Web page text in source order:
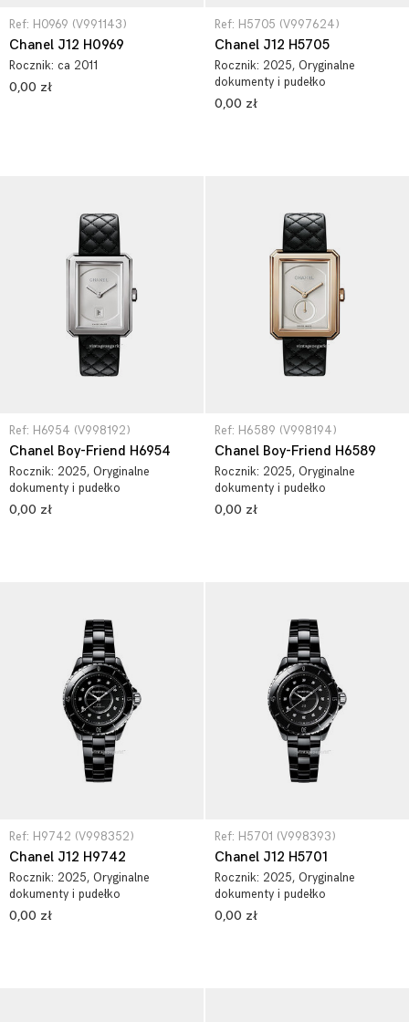
Ref: H0969 (V991143)
Chanel J12 H0969
Rocznik: ca 2011
0,00 zł
Ref: H5705 (V997624)
Chanel J12 H5705
Rocznik: 2025, Oryginalne
dokumenty i pudełko
0,00 zł
Ref: H6954 (V998192)
Chanel Boy-Friend H6954
Rocznik: 2025, Oryginalne
dokumenty i pudełko
0,00 zł
Ref: H6589 (V998194)
Chanel Boy-Friend H6589
Rocznik: 2025, Oryginalne
dokumenty i pudełko
0,00 zł
Ref: H9742 (V998352)
Chanel J12 H9742
Rocznik: 2025, Oryginalne
dokumenty i pudełko
0,00 zł
Ref: H5701 (V998393)
Chanel J12 H5701
Rocznik: 2025, Oryginalne
dokumenty i pudełko
0,00 zł